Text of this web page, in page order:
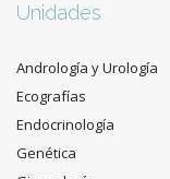
Unidades
Andrología y Urología
Ecografías
Endocrinología
Genética